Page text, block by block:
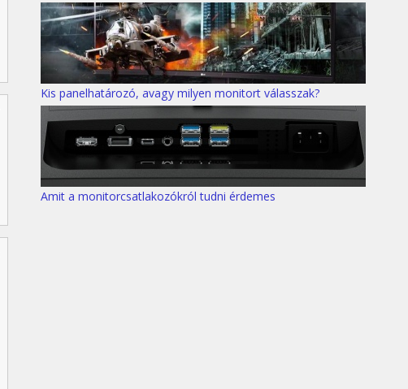
Kis panelhatározó, avagy milyen monitort válasszak?
Amit a monitorcsatlakozókról tudni érdemes